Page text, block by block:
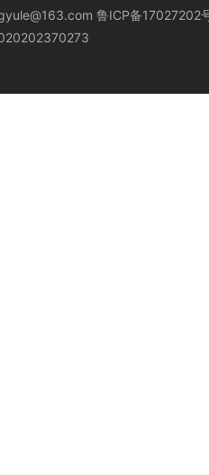
鲁ICP备17027202